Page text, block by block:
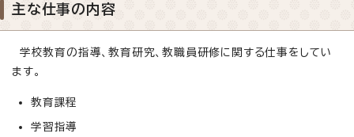
主な仕事の内容
学校教育の指導、教育研究、教職員研修に関する仕事をしてい
ます。
教育課程
学習指導